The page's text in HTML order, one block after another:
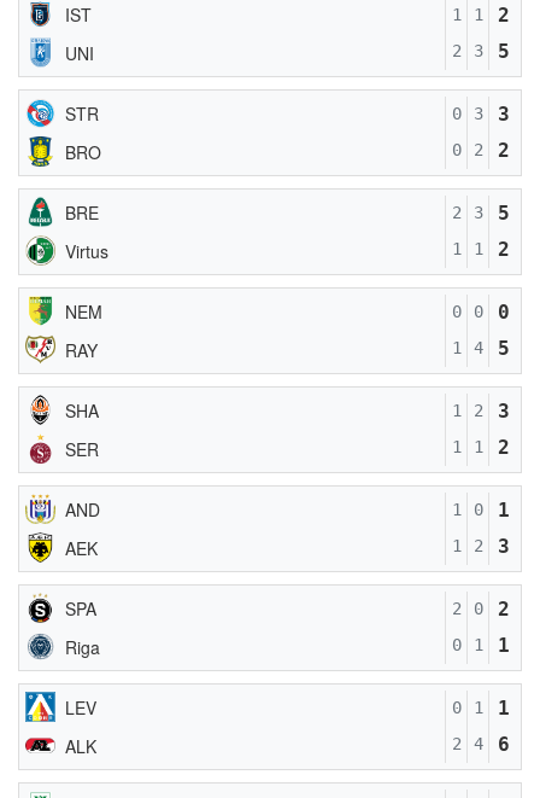
IST
UNI
1
2
1
3
2
5
STR
BRO
0
0
3
2
3
2
BRE
Virtus
2
1
3
1
5
2
NEM
RAY
0
1
0
4
0
5
SHA
SER
1
1
2
1
3
2
AND
AEK
1
1
0
2
1
3
SPA
Riga
2
0
0
1
2
1
LEV
ALK
0
2
1
4
1
6